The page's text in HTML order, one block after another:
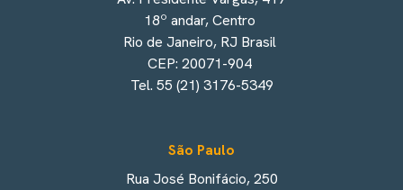
18º andar, Centro
Rio de Janeiro, RJ Brasil
CEP: 20071-904
Tel. 55 (21) 3176-5349
São Paulo
Rua José Bonifácio, 250